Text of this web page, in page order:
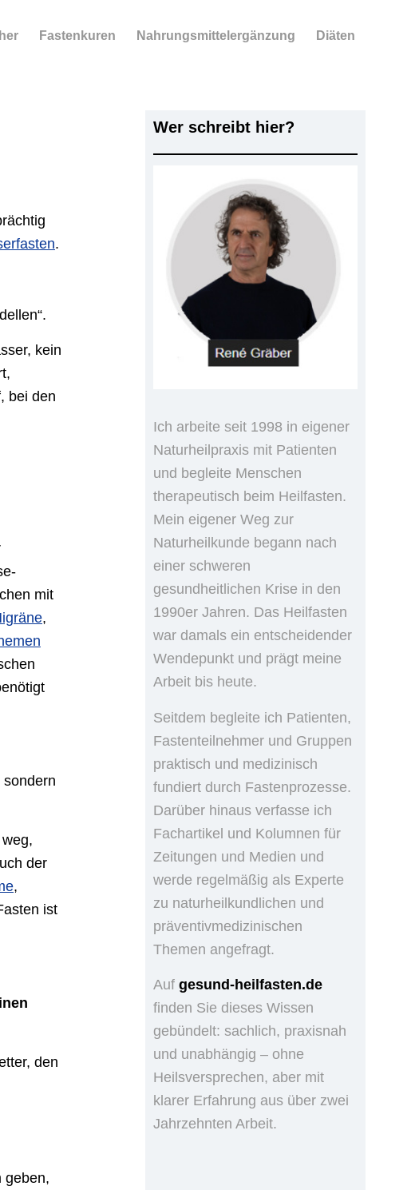
Fastenkuren Nahrungsmittelergänzung Diäten
.
kein
bei den
mit
,
sondern
der
,
ist
den
geben,
Wer schreibt hier?
Ich arbeite seit 1998 in eigener
Naturheilpraxis mit Patienten
und begleite Menschen
therapeutisch beim Heilfasten.
Mein eigener Weg zur
Naturheilkunde begann nach
einer schweren
gesundheitlichen Krise in den
1990er Jahren. Das Heilfasten
war damals ein entscheidender
Wendepunkt und prägt meine
Arbeit bis heute.
Seitdem begleite ich Patienten,
Fastenteilnehmer und Gruppen
praktisch und medizinisch
fundiert durch Fastenprozesse.
Darüber hinaus verfasse ich
Fachartikel und Kolumnen für
Zeitungen und Medien und
werde regelmäßig als Experte
zu naturheilkundlichen und
präventivmedizinischen
Themen angefragt.
Aufgesund-heilfasten.de
finden Sie dieses Wissen
gebündelt: sachlich, praxisnah
und unabhängig – ohne
Heilsversprechen, aber mit
klarer Erfahrung aus über zwei
Jahrzehnten Arbeit.